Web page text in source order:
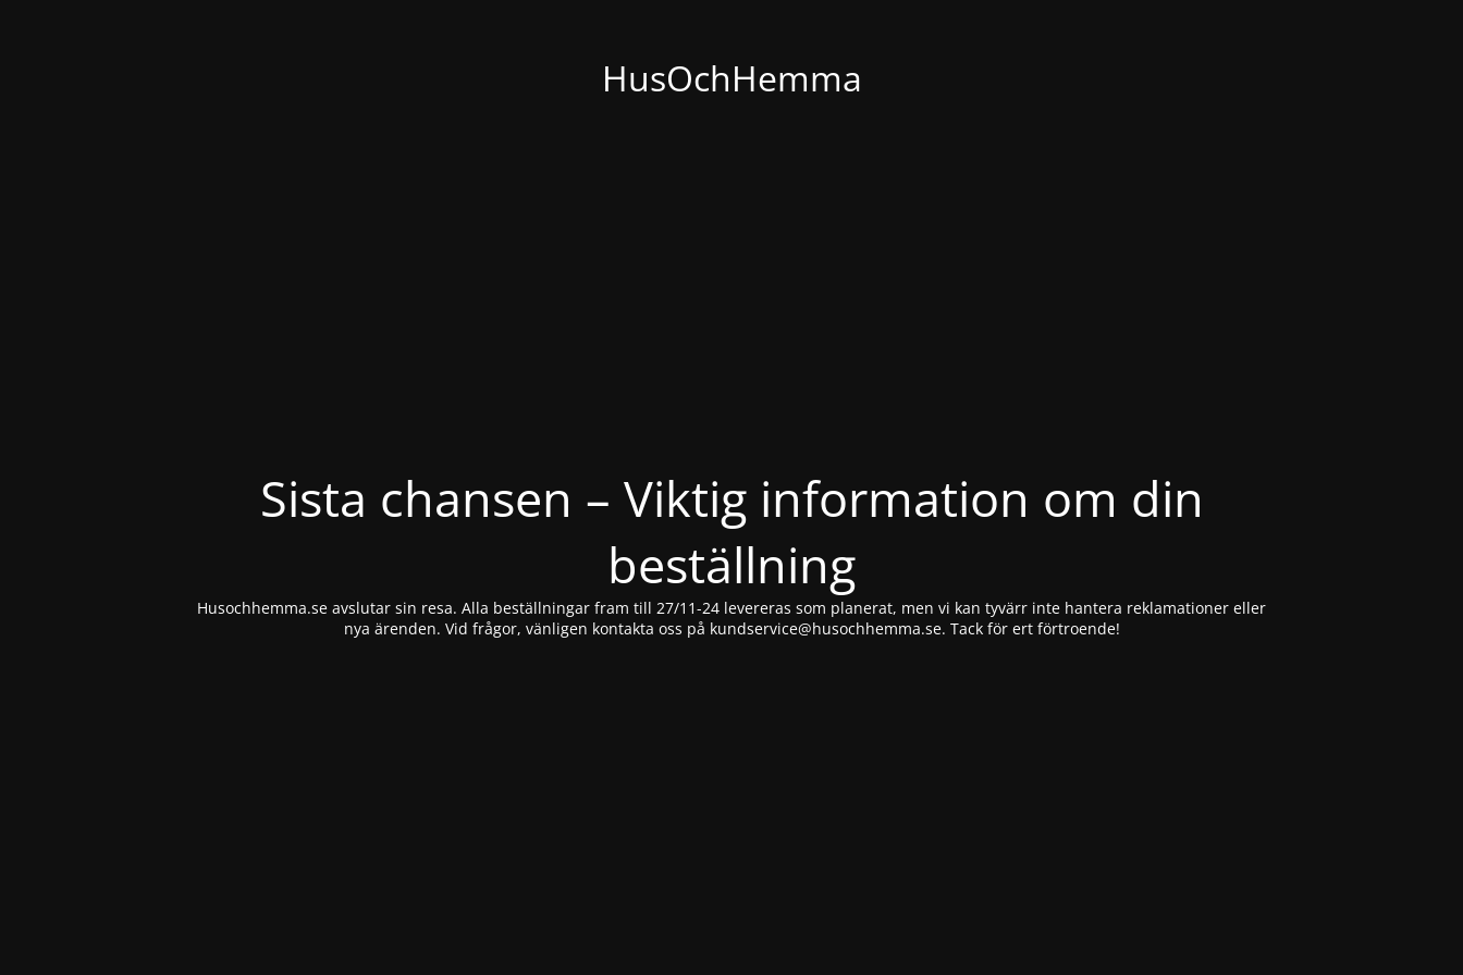
HusOchHemma
Sista chansen – Viktig information om din
beställning
Husochhemma.se avslutar sin resa. Alla beställningar fram till 27/11-24 levereras som planerat, men vi kan tyvärr inte hantera reklamationer eller
nya ärenden. Vid frågor, vänligen kontakta oss på kundservice@husochhemma.se. Tack för ert förtroende!